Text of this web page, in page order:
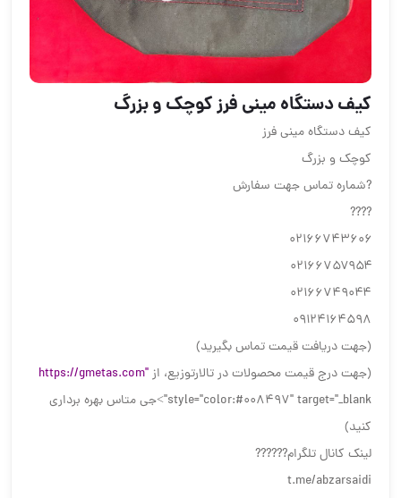
کیف دستگاه مینی فرز کوچک و بزرگ
کیف دستگاه مینی فرز
کوچک و بزرگ
?شماره تماس جهت سفارش
????
۰۲۱۶۶۷۴۳۶۰۶
۰۲۱۶۶۷۵۷۹۵۴
۰۲۱۶۶۷۴۹۰۴۴
09124164598
(جهت دریافت قیمت تماس بگیرید)
(جهت درج قیمت محصولات در تالارتوزیع، ازhttps://gmetas.com"
style="color:#008497" target="_blank">جی متاس بهره برداری
کنید)
لینک كانال تلگرام??????
t.me/abzarsaidi